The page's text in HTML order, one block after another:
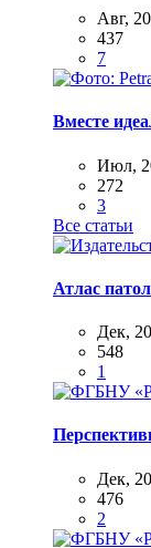
Авг,
437
7
Вместе
Июл,
272
3
Все статьи
Атлас
Дек,
548
1
Дек,
476
2